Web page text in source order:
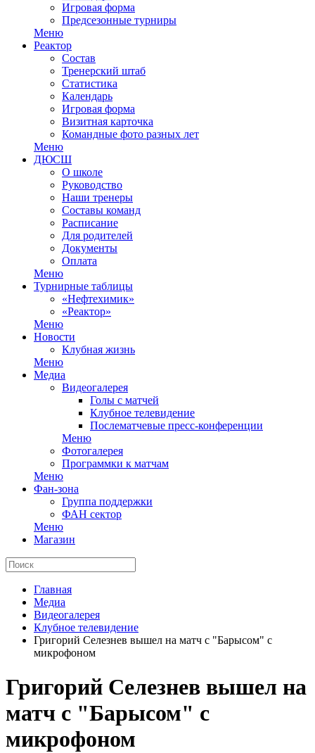
Игровая форма
Предсезонные турниры
Меню
Реактор
Состав
Тренерский штаб
Статистика
Календарь
Игровая форма
Визитная карточка
Командные фото разных лет
Меню
ДЮСШ
О школе
Руководство
Наши тренеры
Составы команд
Расписание
Для родителей
Документы
Оплата
Меню
Турнирные таблицы
«Нефтехимик»
«Реактор»
Меню
Новости
Клубная жизнь
Меню
Медиа
Видеогалерея
Голы с матчей
Клубное телевидение
Послематчевые пресс-конференции
Меню
Фотогалерея
Программки к матчам
Меню
Фан-зона
Группа поддержки
ФАН сектор
Меню
Магазин
Главная
Медиа
Видеогалерея
Клубное телевидение
Григорий Селезнев вышел на матч с "Барысом" с
микрофоном
Григорий Селезнев вышел на
матч с "Барысом" с
микрофоном